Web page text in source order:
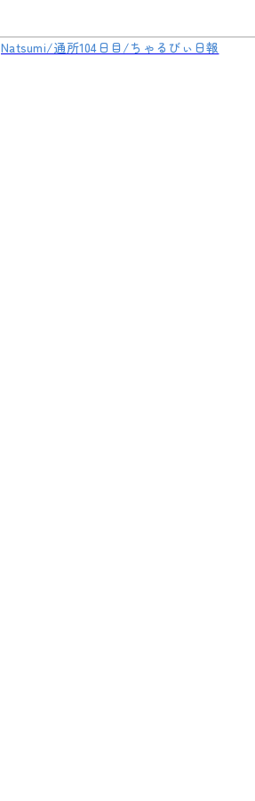
Natsumi/通所104日目/ちゃるびぃ日報